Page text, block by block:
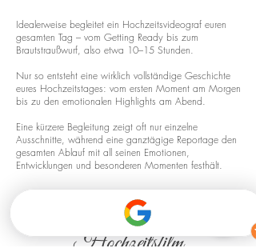
Idealerweise begleitet ein Hochzeitsvideograf euren
gesamten Tag – vom Getting Ready bis zum
Brautstraußwurf, also etwa 10–15 Stunden.
Nur so entsteht eine wirklich vollständige Geschichte
eures Hochzeitstages: vom ersten Moment am Morgen
bis zu den emotionalen Highlights am Abend.
Eine kürzere Begleitung zeigt oft nur einzelne
Ausschnitte, während eine ganztägige Reportage den
gesamten Ablauf mit all seinen Emotionen,
Entwicklungen und besonderen Momenten festhält.
Drohnenaufnahmen für euren